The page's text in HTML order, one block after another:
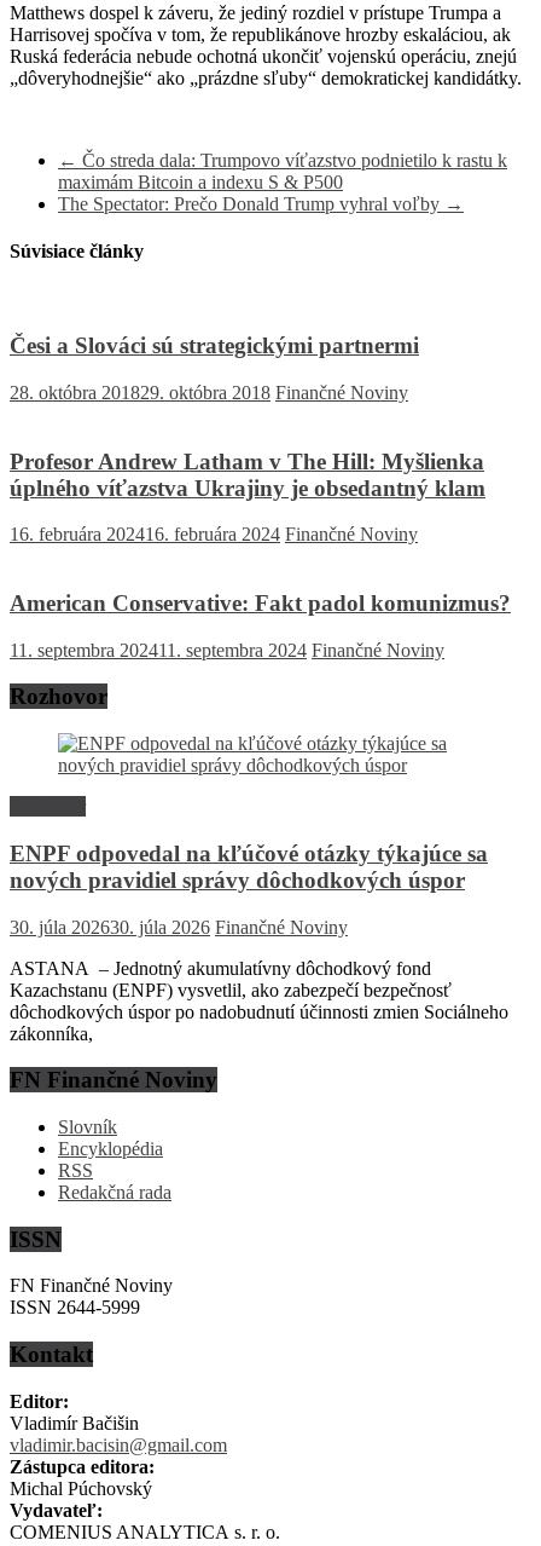
Matthews dospel k záveru, že jediný rozdiel v prístupe Trumpa a
Harrisovej spočíva v tom, že republikánove hrozby eskaláciou, ak
Ruská federácia nebude ochotná ukončiť vojenskú operáciu, znejú
„dôveryhodnejšie“ ako „prázdne sľuby“ demokratickej kandidátky.
← Čo streda dala: Trumpovo víťazstvo podnietilo k rastu k
maximám Bitcoin a indexu S & P500
The Spectator: Prečo Donald Trump vyhral voľby →
Súvisiace články
Česi a Slováci sú strategickými partnermi
28. októbra 201829. októbra 2018 Finančné Noviny
Profesor Andrew Latham v The Hill: Myšlienka
úplného víťazstva Ukrajiny je obsedantný klam
16. februára 202416. februára 2024 Finančné Noviny
American Conservative: Fakt padol komunizmus?
11. septembra 202411. septembra 2024 Finančné Noviny
Rozhovor
ENPF odpovedal na kľúčové otázky týkajúce sa
nových pravidiel správy dôchodkových úspor
30. júla 202630. júla 2026 Finančné Noviny
ASTANA – Jednotný akumulatívny dôchodkový fond
Kazachstanu (ENPF) vysvetlil, ako zabezpečí bezpečnosť
dôchodkových úspor po nadobudnutí účinnosti zmien Sociálneho
zákonníka,
FN Finančné Noviny
Slovník
Encyklopédia
RSS
Redakčná rada
ISSN
FN Finančné Noviny
ISSN 2644-5999
Kontakt
Editor:
Vladimír Bačišin
vladimir.bacisin@gmail.com
Zástupca editora:
Michal Púchovský
Vydavateľ:
COMENIUS ANALYTICA s. r. o.